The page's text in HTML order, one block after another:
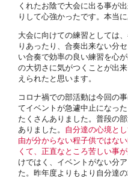
くれたお陰で大会に出る事が
りして心強かったです。本当に
大会に向けての練習としては
りあったり、合奏出来ない分
い合奏で効率の良い練習を心
の大切さに気がつくことが出
えられたと思います。
コロナ禍での部活動は今回の
てイベントが急遽中止になっ
たくさんありました。普段の
ありました。 自分達の心境と
由が分からない程子供ではな
くて、正直なところ苦しい事が
けではく、イベントがない分
た。昨年度よりもより自分達